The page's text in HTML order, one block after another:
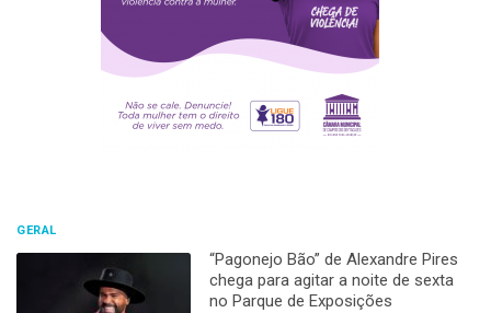
GERAL
“Pagonejo Bão” de Alexandre Pires
chega para agitar a noite de sexta
no Parque de Exposições